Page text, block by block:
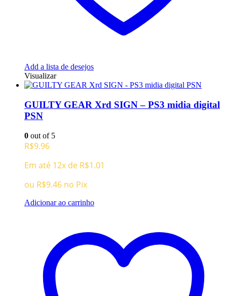
Add a lista de desejos
Visualizar
GUILTY GEAR Xrd SIGN – PS3 midia digital
PSN
0 out of 5
R$9.96
Em até 12x de R$1.01
ou R$9.46 no Pix
Adicionar ao carrinho